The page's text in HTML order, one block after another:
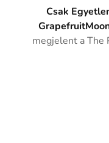
Csak
megjelent a The